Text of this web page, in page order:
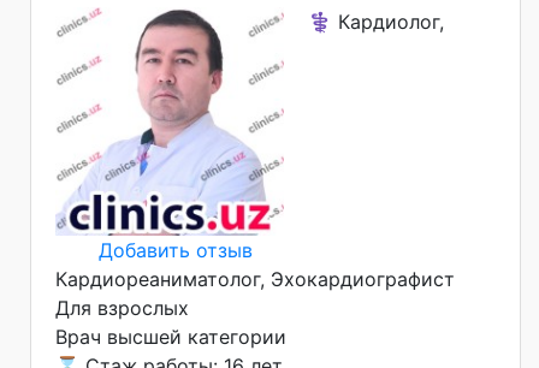
Добавить отзыв
⚕️ Кардиолог,
Кардиореаниматолог, Эхокардиографист
Для взрослых
Врач высшей категории